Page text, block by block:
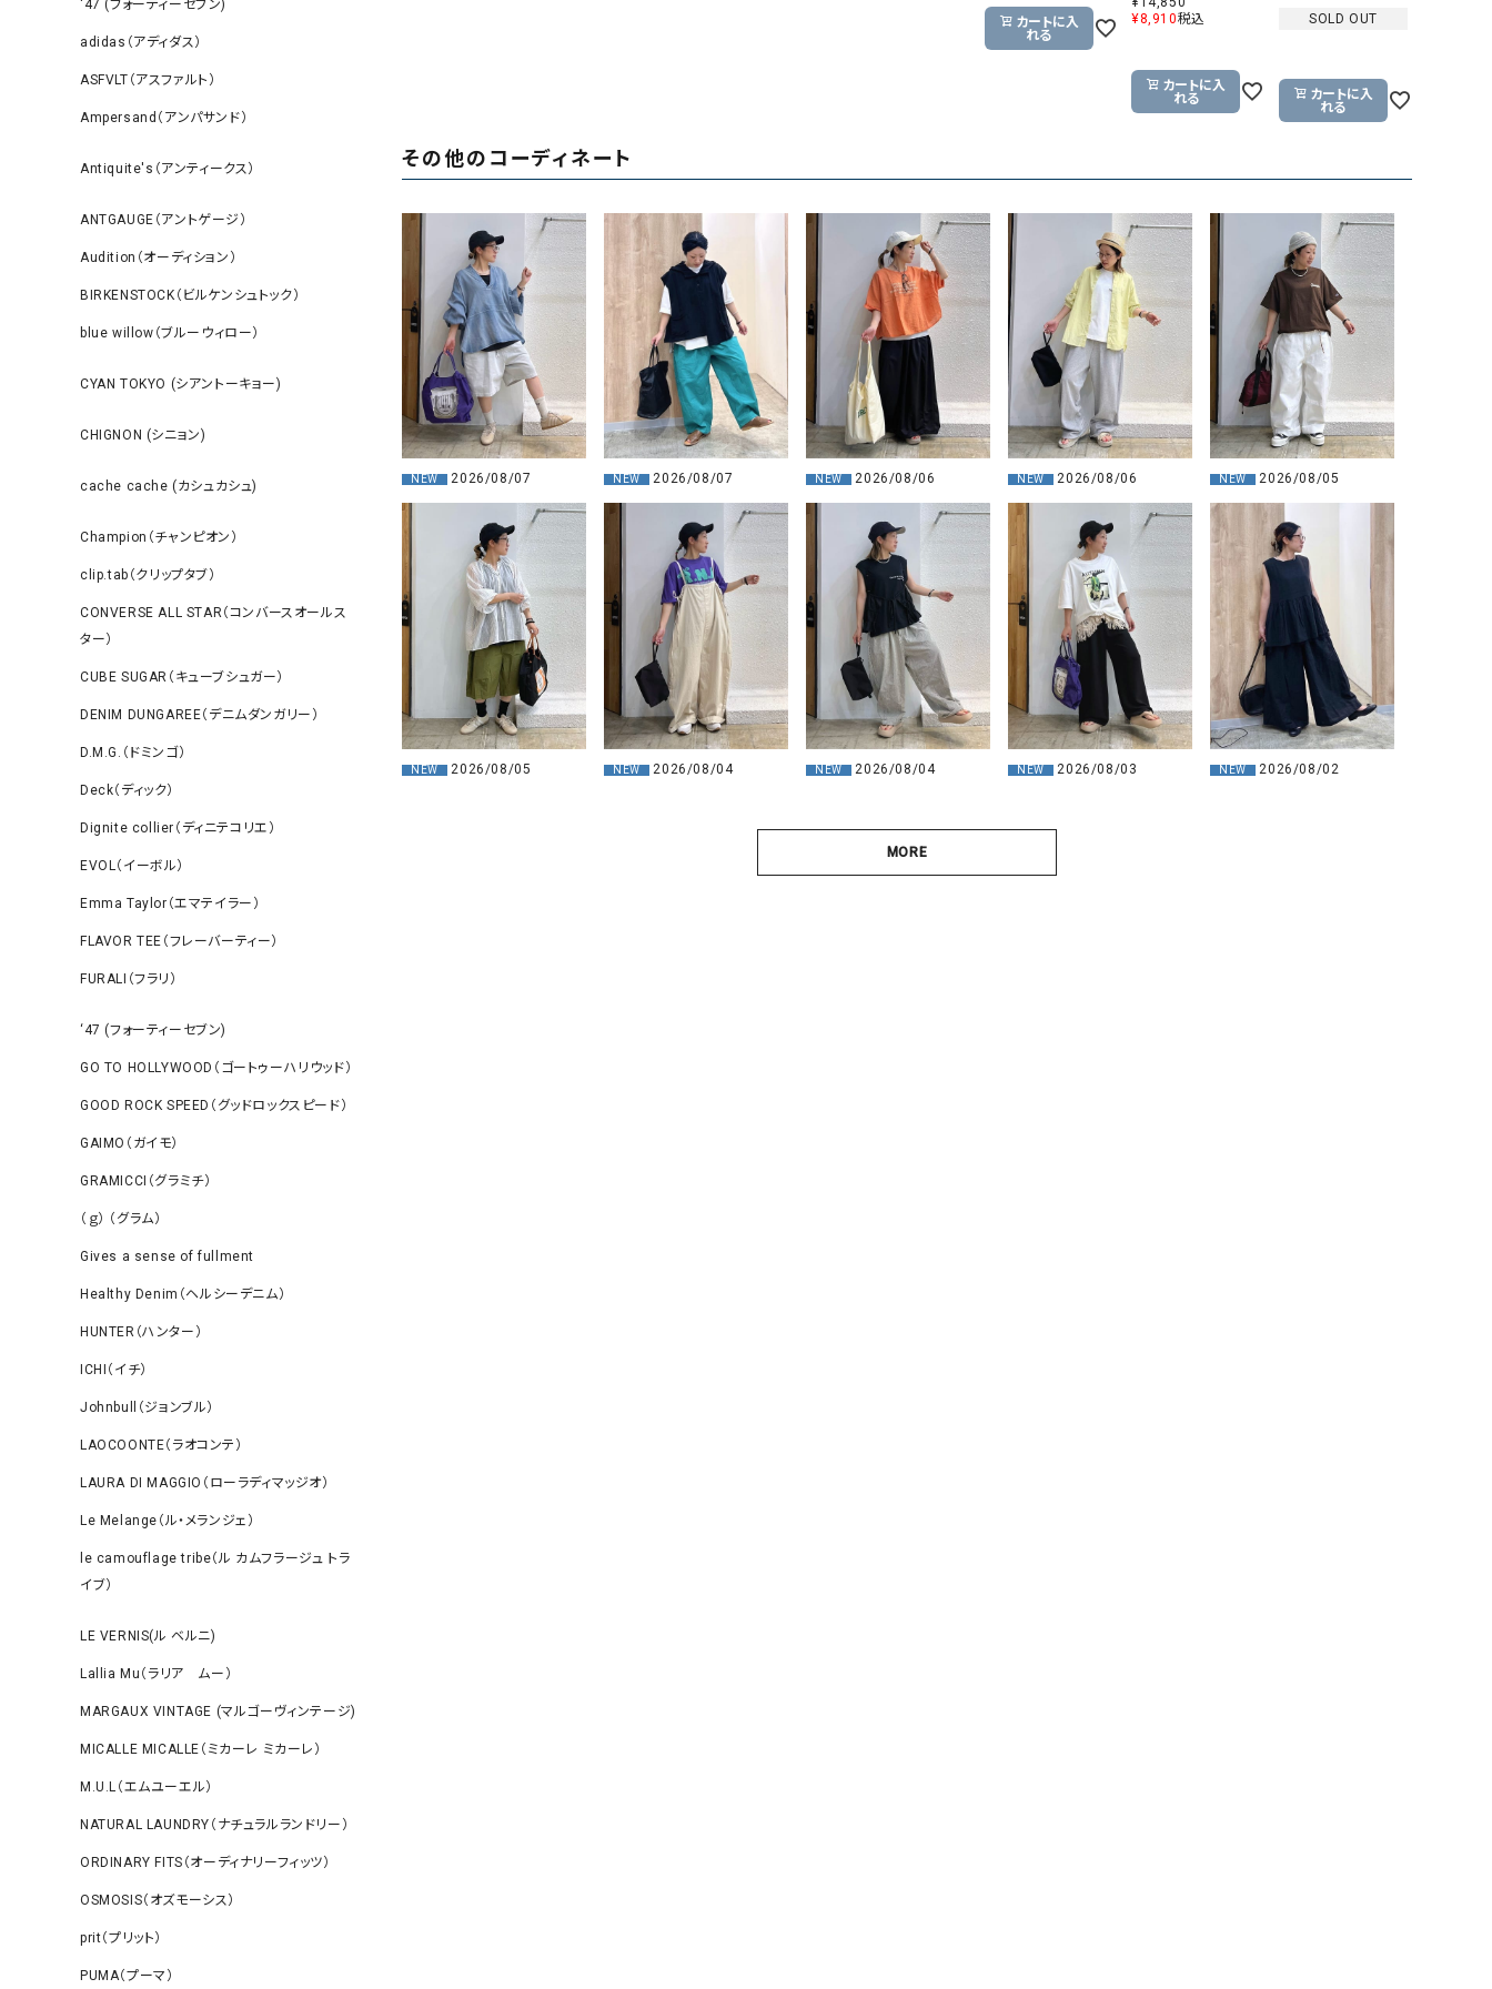
‘47 (フォーティーセブン)
adidas（アディダス）
ASFVLT（アスファルト）
Ampersand（アンパサンド）
Antiquite's（アンティークス）
ANTGAUGE（アントゲージ）
Audition（オーディション）
BIRKENSTOCK（ビルケンシュトック）
blue willow（ブルーウィロー）
CYAN TOKYO (シアントーキョー)
CHIGNON (シニョン)
cache cache (カシュカシュ)
Champion（チャンピオン）
clip.tab（クリップタブ）
CONVERSE ALL STAR（コンバースオールス
ター）
CUBE SUGAR（キューブシュガー）
DENIM DUNGAREE（デニムダンガリー）
D.M.G.（ドミンゴ）
Deck（ディック）
Dignite collier（ディニテコリエ）
EVOL（イーボル）
Emma Taylor（エマテイラー）
FLAVOR TEE（フレーバーティー）
FURALI（フラリ）
‘47 (フォーティーセブン)
GO TO HOLLYWOOD（ゴートゥーハリウッド）
GOOD ROCK SPEED（グッドロックスピード）
GAIMO（ガイモ）
GRAMICCI（グラミチ）
（ｇ） （グラム）
Gives a sense of fullment
Healthy Denim（ヘルシーデニム）
HUNTER（ハンター）
ICHI（イチ）
Johnbull（ジョンブル）
LAOCOONTE（ラオコンテ）
LAURA DI MAGGIO（ローラディマッジオ）
Le Melange（ル・メランジェ）
le camouflage tribe（ル カムフラージュ トラ
イブ）
LE VERNIS(ル ベルニ)
Lallia Mu（ラリア ムー）
MARGAUX VINTAGE (マルゴーヴィンテージ)
MICALLE MICALLE（ミカーレ ミカーレ）
M.U.L（エムユーエル）
NATURAL LAUNDRY（ナチュラルランドリー）
ORDINARY FITS（オーディナリーフィッツ）
OSMOSIS（オズモーシス）
prit（プリット）
PUMA（プーマ）
カートに入
れる
¥8,910税込
カートに入
れる
SOLD OUT
カートに入
れる
その他のコーディネート
NEW 2026/08/07 NEW 2026/08/07 NEW 2026/08/06 NEW 2026/08/06 NEW 2026/08/05
NEW 2026/08/05 NEW 2026/08/04 NEW 2026/08/04 NEW 2026/08/03 NEW 2026/08/02
MORE